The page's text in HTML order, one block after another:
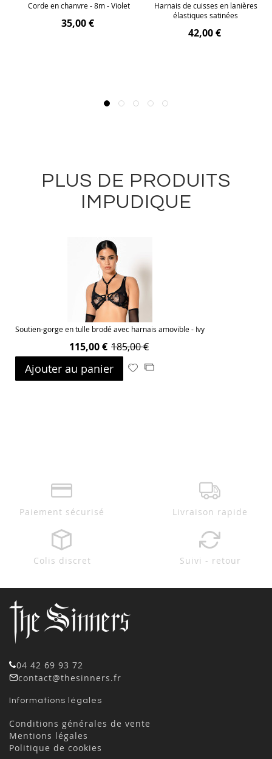
Corde en chanvre - 8m - Violet
35,00 €
Harnais de cuisses en lanières
élastiques satinées
42,00 €
PLUS DE PRODUITS
IMPUDIQUE
Soutien-gorge en tulle brodé avec harnais amovible - Ivy
115,00 € 185,00 €
Ajouter au panier
AjouterAjouter
Paiement sécurisé Livraison rapide
Colis discret Suivi - retour
04 42 69 93 72
contact@thesinners.fr
Informations légales
Conditions générales de vente
Mentions légales
Politique de cookies